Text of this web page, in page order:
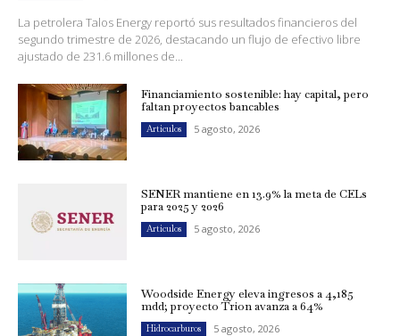
La petrolera Talos Energy reportó sus resultados financieros del
segundo trimestre de 2026, destacando un flujo de efectivo libre
ajustado de 231.6 millones de...
Financiamiento sostenible: hay capital, pero
faltan proyectos bancables
Artículos 5 agosto, 2026
SENER mantiene en 13.9% la meta de CELs
para 2025 y 2026
Artículos 5 agosto, 2026
Woodside Energy eleva ingresos a 4,185
mdd; proyecto Trion avanza a 64%
Hidrocarburos 5 agosto, 2026